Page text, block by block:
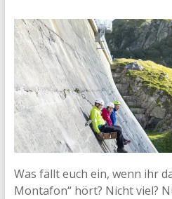
Was fällt euch ein, wenn ihr
Montafon“ hört? Nicht viel?